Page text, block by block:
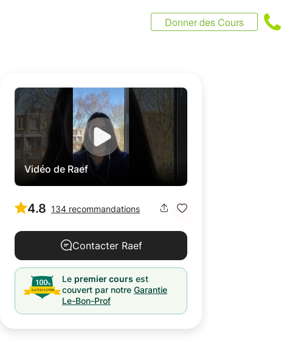
Donner des Cours
Vidéo de Raef
4.8 134 recommandations
Contacter Raef
Le premier cours est
couvert par notre Garantie
Le-Bon-Prof